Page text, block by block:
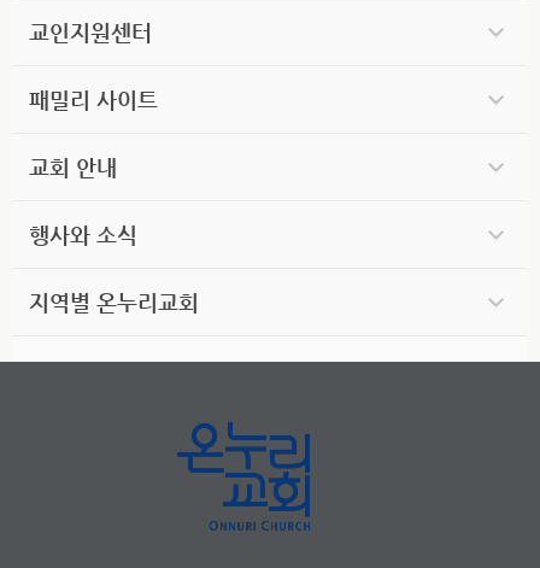
교인지원센터
패밀리 사이트
교회 안내
행사와 소식
지역별 온누리교회